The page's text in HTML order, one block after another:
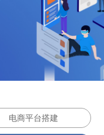
电商平台搭建